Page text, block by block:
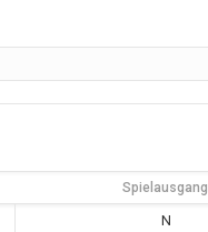
Spielausgang
N